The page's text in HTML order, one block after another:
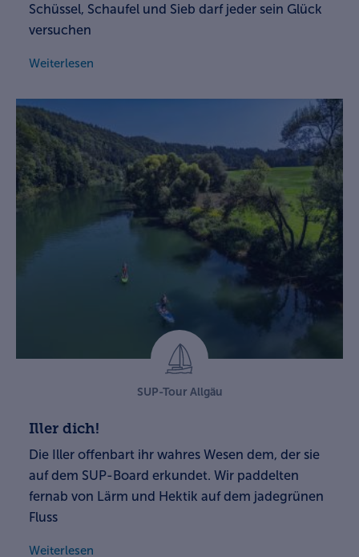
Schüssel, Schaufel und Sieb darf jeder sein Glück
versuchen
Weiterlesen
SUP-Tour Allgäu
Iller dich!
Die Iller offenbart ihr wahres Wesen dem, der sie
auf dem SUP-Board erkundet. Wir paddelten
fernab von Lärm und Hektik auf dem jadegrünen
Fluss
Weiterlesen